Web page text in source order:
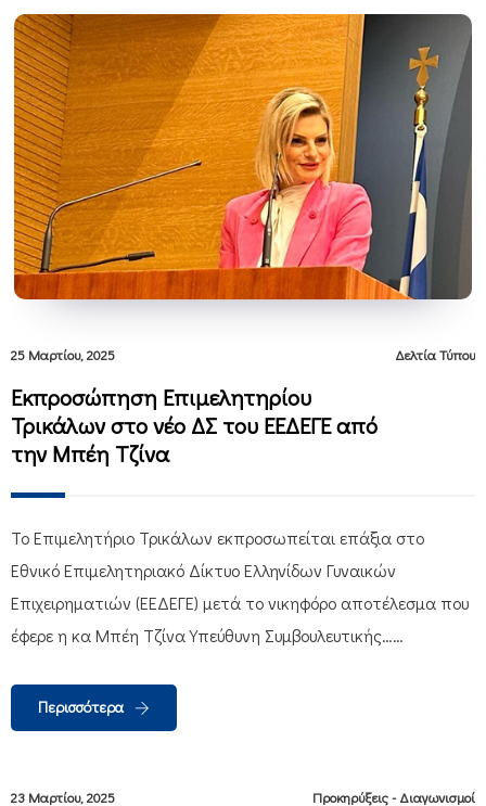
25 Μαρτίου, 2025 Δελτία Τύπου
Εκπροσώπηση Επιμελητηρίου
Τρικάλων στο νέο ΔΣ του ΕΕΔΕΓΕ από
την Μπέη Τζίνα
Το Επιμελητήριο Τρικάλων εκπροσωπείται επάξια στο
Εθνικό Επιμελητηριακό Δίκτυο Ελληνίδων Γυναικών
Επιχειρηματιών (ΕΕΔΕΓΕ) μετά το νικηφόρο αποτέλεσμα που
έφερε η κα Μπέη Τζίνα Υπεύθυνη Συμβουλευτικής……
Περισσότερα
23 Μαρτίου, 2025 Προκηρύξεις - Διαγωνισμοί